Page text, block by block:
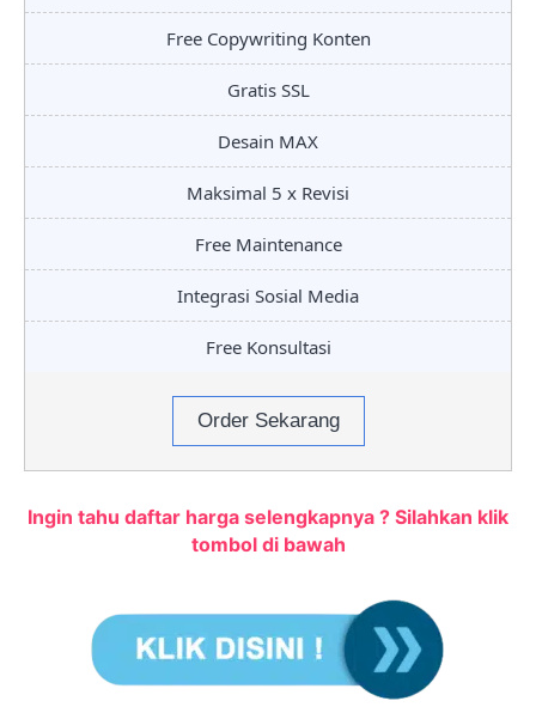
Free Copywriting Konten
Gratis SSL
Desain MAX
Maksimal 5 x Revisi
Free Maintenance
Integrasi Sosial Media
Free Konsultasi
Order Sekarang
Ingin tahu daftar harga selengkapnya ? Silahkan klik
tombol di bawah